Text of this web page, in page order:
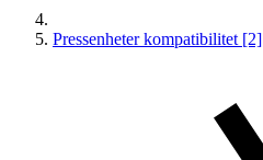
Pressenheter kompatibilitet [2]